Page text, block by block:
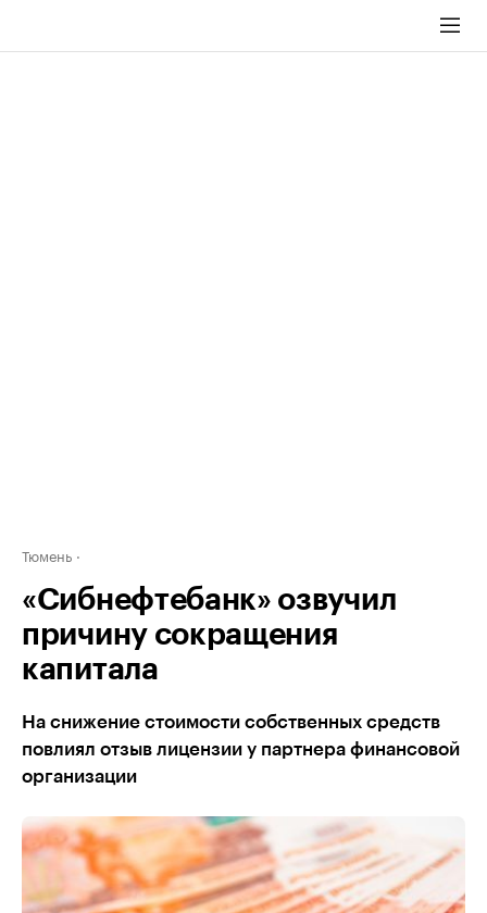
Тюмень
«Сибнефтебанк» озвучил
причину сокращения
капитала
На снижение стоимости собственных средств
повлиял отзыв лицензии у партнера финансовой
организации